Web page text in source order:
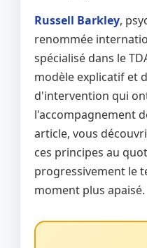
Russell Barkley,
renommée
spécialisé dans le
modèle explicatif et
d'intervention qui
l'accompagnement
article, vous
ces principes au
progressivement le
moment plus apaisé.